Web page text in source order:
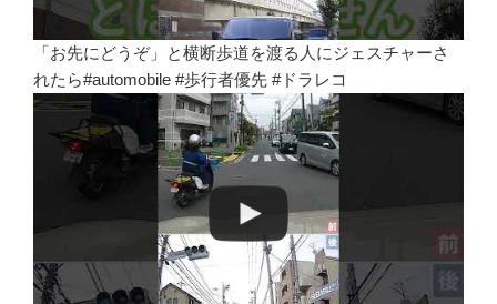
「お先にどうぞ」と横断歩道を渡る人にジェスチャーさ
れたら#automobile #歩行者優先 #ドラレコ